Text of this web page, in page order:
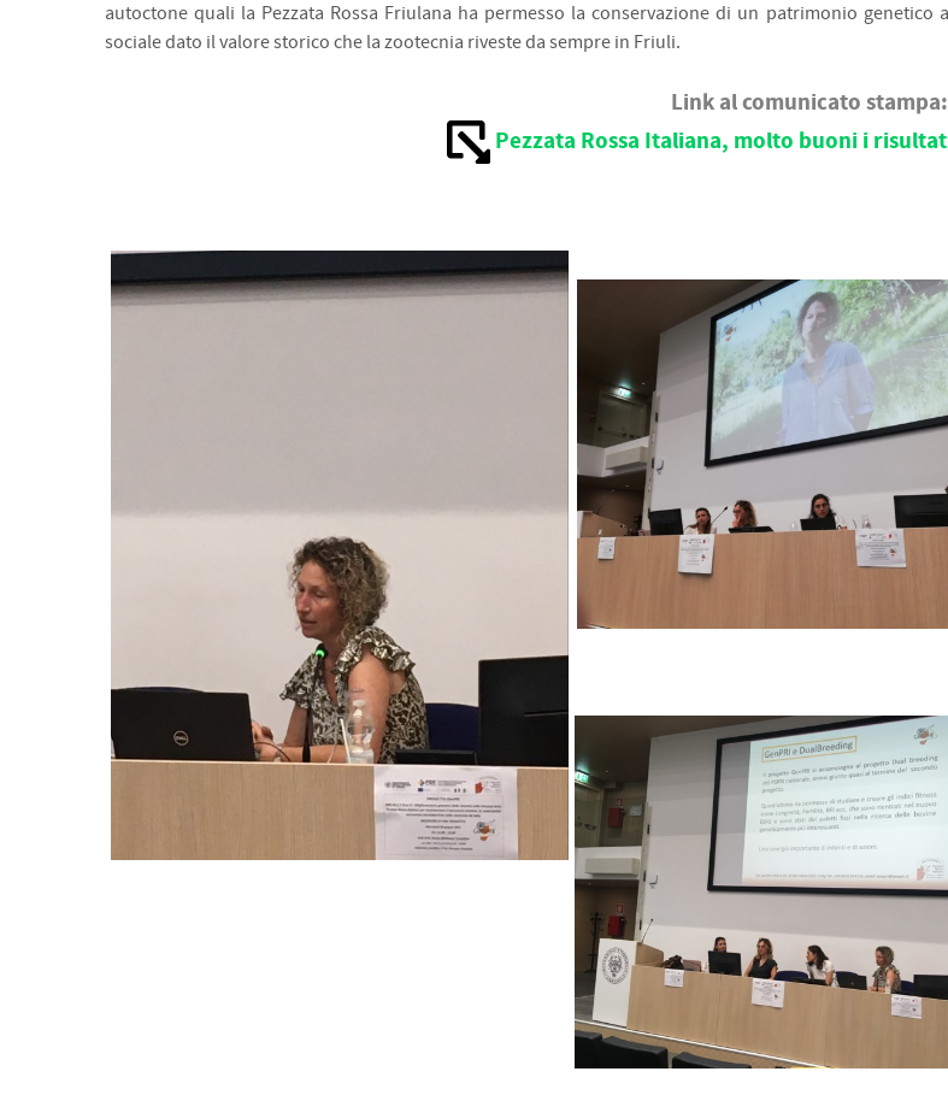
autoctone quali la Pezzata Rossa Friulana ha permesso la conservazione di un patrimonio
sociale dato il valore storico che la zootecnia riveste da sempre in Friuli.
Link al comunicato stampa:
Pezzata Rossa Italiana, molto buoni i